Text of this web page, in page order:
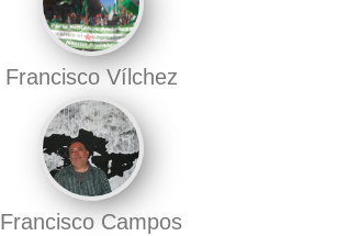
Francisco Vílchez
Francisco Campos